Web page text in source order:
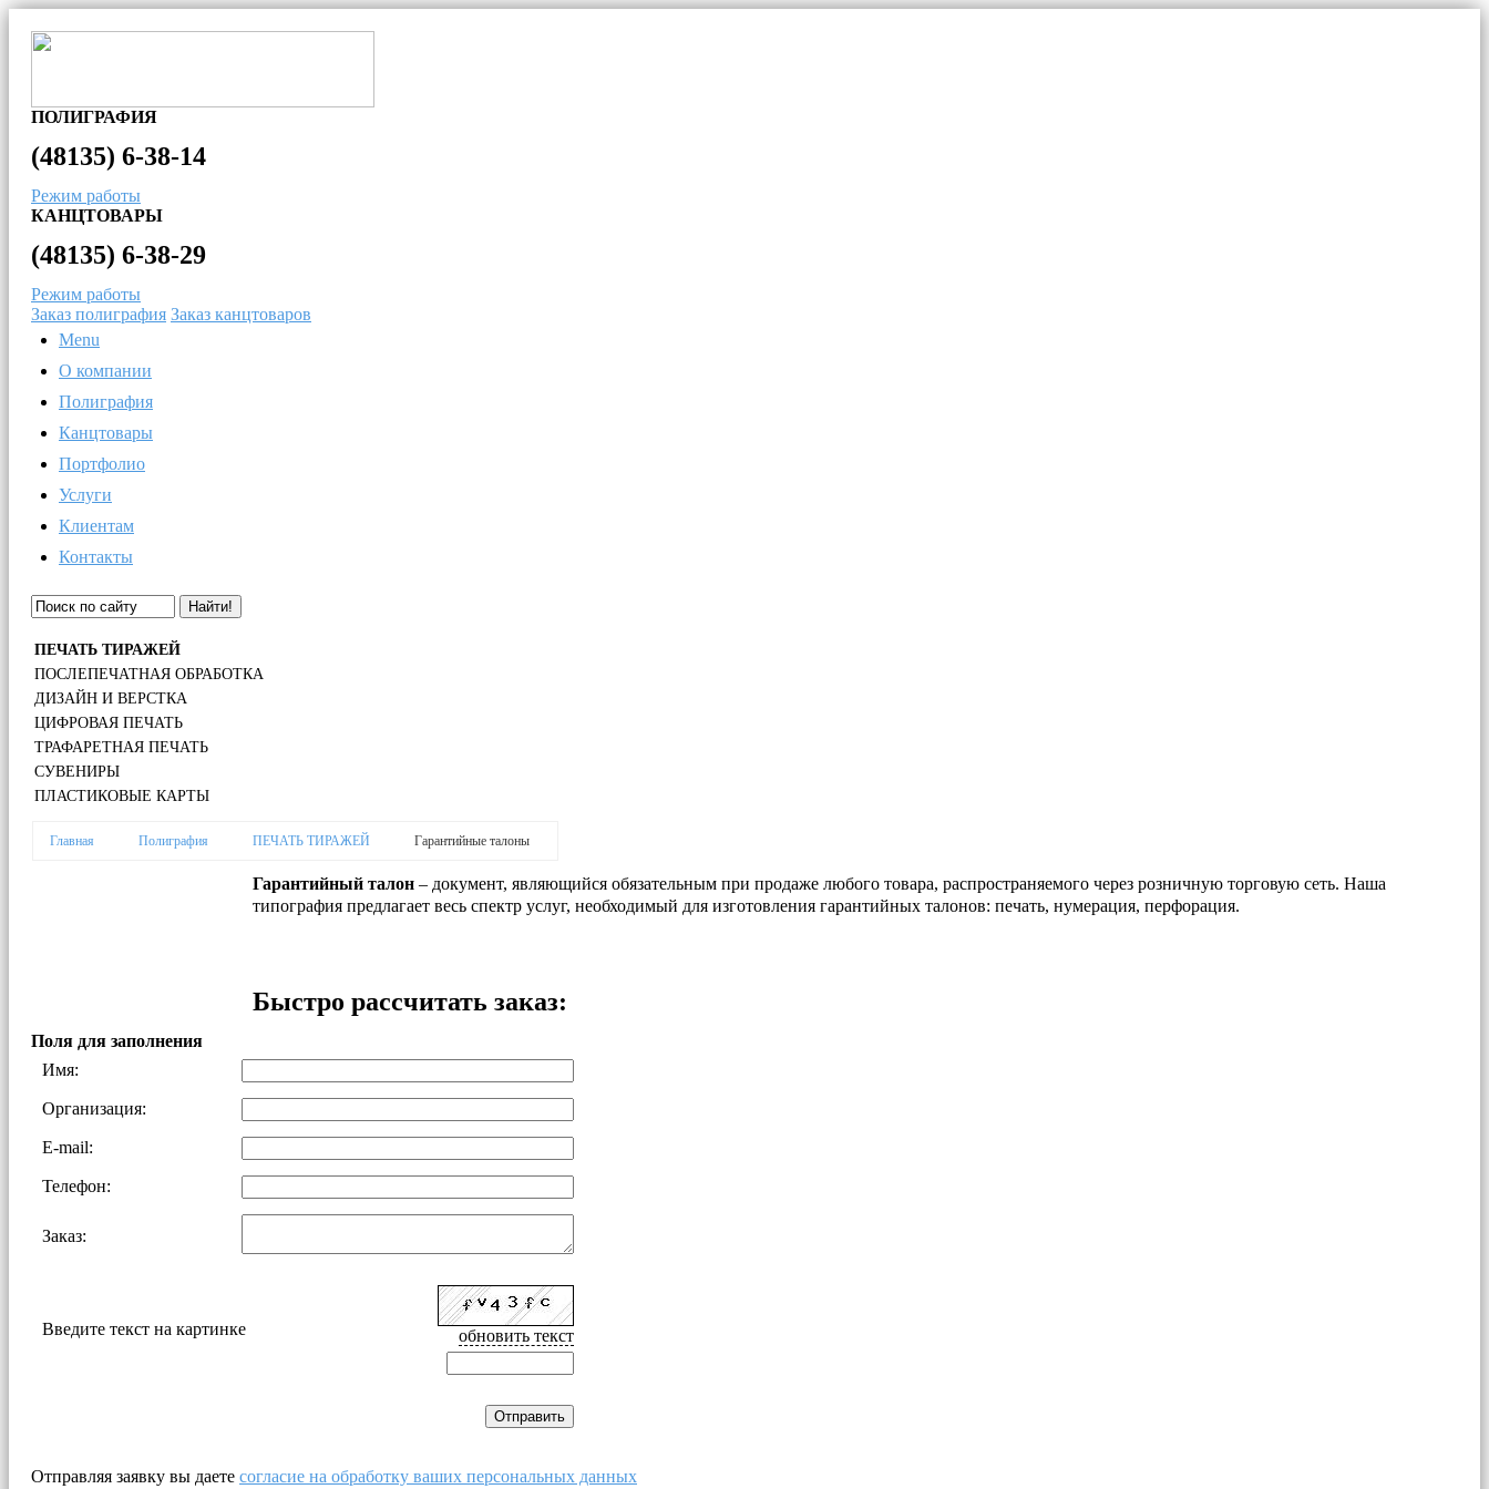
ПОЛИГРАФИЯ
(48135) 6-38-14
Режим работы
КАНЦТОВАРЫ
(48135) 6-38-29
Режим работы
Заказ полиграфия Заказ канцтоваров
Menu
О компании
Полиграфия
Канцтовары
Портфолио
Услуги
Клиентам
Контакты
Найти!
ПЕЧАТЬ ТИРАЖЕЙ
ПОСЛЕПЕЧАТНАЯ ОБРАБОТКА
ДИЗАЙН И ВЕРСТКА
ЦИФРОВАЯ ПЕЧАТЬ
ТРАФАРЕТНАЯ ПЕЧАТЬ
СУВЕНИРЫ
ПЛАСТИКОВЫЕ КАРТЫ
Главная Полиграфия ПЕЧАТЬ ТИРАЖЕЙ Гарантийные талоны
Гарантийный талон – документ, являющийся обязательным при продаже любого товара, распространяемого через розничную торговую сеть. Наша
типография предлагает весь спектр услуг, необходимый для изготовления гарантийных талонов: печать, нумерация, перфорация.
Быстро рассчитать заказ:
Поля для заполнения
Имя:
Организация:
E-mail:
Телефон:
Заказ:
Введите текст на картинке обновить текст
Отправляя заявку вы даете согласие на обработку ваших персональных данных